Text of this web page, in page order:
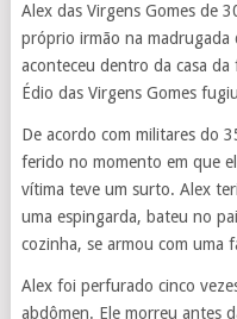
Alex das Virgens Gomes de
próprio irmão na madrugada
aconteceu dentro da casa
Édio das Virgens Gomes
De acordo com militares do
ferido no momento em que
vítima teve um surto. Alex
uma espingarda, bateu no
cozinha, se armou com uma
Alex foi perfurado cinco
abdômen. Ele morreu antes